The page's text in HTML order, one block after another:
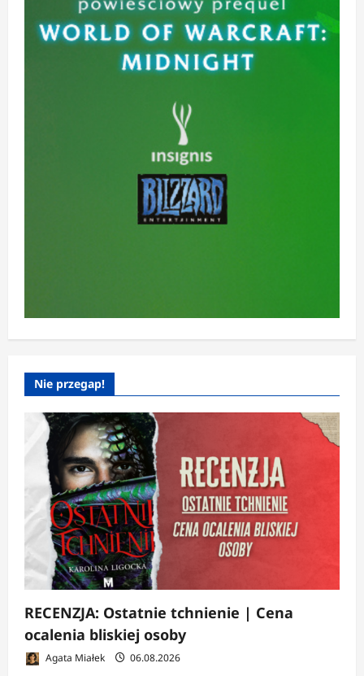
Nie przegap!
RECENZJA: Ostatnie tchnienie | Cena
ocalenia bliskiej osoby
Agata Miałek 06.08.2026